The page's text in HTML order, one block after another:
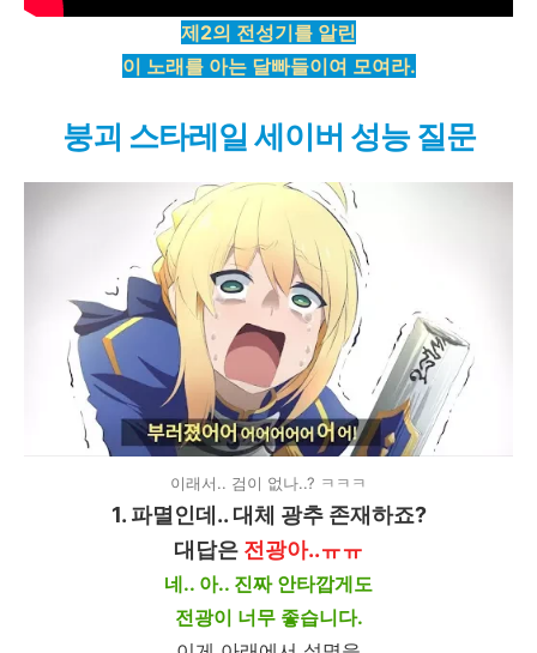
제2의 전성기를 알린
이 노래를 아는 달빠들이여 모여라.
붕괴 스타레일 세이버 성능 질문
이래서.. 검이 없나..? ㅋㅋㅋ
1. 파멸인데.. 대체 광추 존재하죠?
대답은 전광아..ㅠㅠ
네.. 아.. 진짜 안타깝게도
전광이 너무 좋습니다.